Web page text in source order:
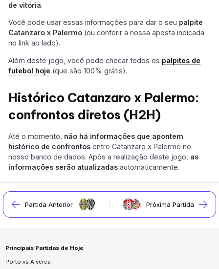
de vitória.
Você pode usar essas informações para dar o seu palpite
Catanzaro x Palermo (ou conferir a nossa aposta indicada
no link ao lado).
Além deste jogo, você pode checar todos os palpites de
futebol hoje (que são 100% grátis).
Histórico Catanzaro x Palermo:
confrontos diretos (H2H)
Até o momento, não há informações que apontem
histórico de confrontos entre Catanzaro x Palermo no
nosso banco de dados. Após a realização deste jogo, as
informações serão atualizadas automaticamente.
Partida Anterior Próxima Partida
Principais Partidas de Hoje
Porto vs Alverca